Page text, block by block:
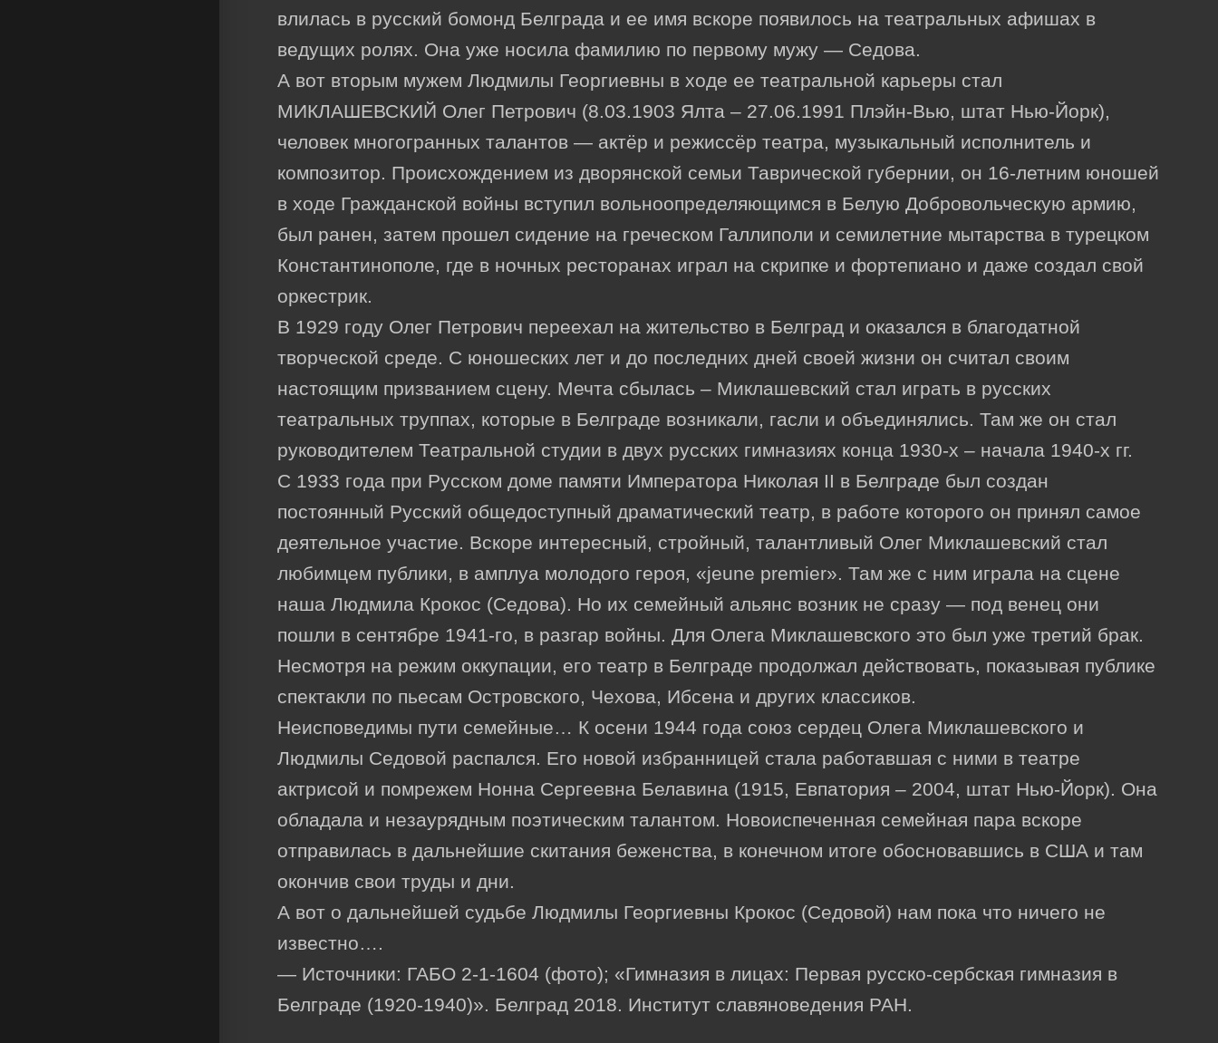
влилась в русский бомонд Белграда и ее имя вскоре появилось на театральных афишах в
ведущих ролях. Она уже носила фамилию по первому мужу — Седова.
А вот вторым мужем Людмилы Георгиевны в ходе ее театральной карьеры стал
МИКЛАШЕВСКИЙ Олег Петрович (8.03.1903 Ялта – 27.06.1991 Плэйн-Вью, штат Нью-Йорк),
человек многогранных талантов — актёр и режиссёр театра, музыкальный исполнитель и
композитор. Происхождением из дворянской семьи Таврической губернии, он 16-летним юношей
в ходе Гражданской войны вступил вольноопределяющимся в Белую Добровольческую армию,
был ранен, затем прошел сидение на греческом Галлиполи и семилетние мытарства в турецком
Константинополе, где в ночных ресторанах играл на скрипке и фортепиано и даже создал свой
оркестрик.
В 1929 году Олег Петрович переехал на жительство в Белград и оказался в благодатной
творческой среде. С юношеских лет и до последних дней своей жизни он считал своим
настоящим призванием сцену. Мечта сбылась – Миклашевский стал играть в русских
театральных труппах, которые в Белграде возникали, гасли и объединялись. Там же он стал
руководителем Театральной студии в двух русских гимназиях конца 1930-х – начала 1940-х гг.
С 1933 года при Русском доме памяти Императора Николая II в Белграде был создан
постоянный Русский общедоступный драматический театр, в работе которого он принял самое
деятельное участие. Вскоре интересный, стройный, талантливый Олег Миклашевский стал
любимцем публики, в амплуа молодого героя, «jeune premier». Там же с ним играла на сцене
наша Людмила Крокос (Седова). Но их семейный альянс возник не сразу — под венец они
пошли в сентябре 1941-го, в разгар войны. Для Олега Миклашевского это был уже третий брак.
Несмотря на режим оккупации, его театр в Белграде продолжал действовать, показывая публике
спектакли по пьесам Островского, Чехова, Ибсена и других классиков.
Неисповедимы пути семейные… К осени 1944 года союз сердец Олега Миклашевского и
Людмилы Седовой распался. Его новой избранницей стала работавшая с ними в театре
актрисой и помрежем Нонна Сергеевна Белавина (1915, Евпатория – 2004, штат Нью-Йорк). Она
обладала и незаурядным поэтическим талантом. Новоиспеченная семейная пара вскоре
отправилась в дальнейшие скитания беженства, в конечном итоге обосновавшись в США и там
окончив свои труды и дни.
А вот о дальнейшей судьбе Людмилы Георгиевны Крокос (Седовой) нам пока что ничего не
известно….
— Источники: ГАБО 2-1-1604 (фото); «Гимназия в лицах: Первая русско-сербская гимназия в
Белграде (1920-1940)». Белград 2018. Институт славяноведения РАН.